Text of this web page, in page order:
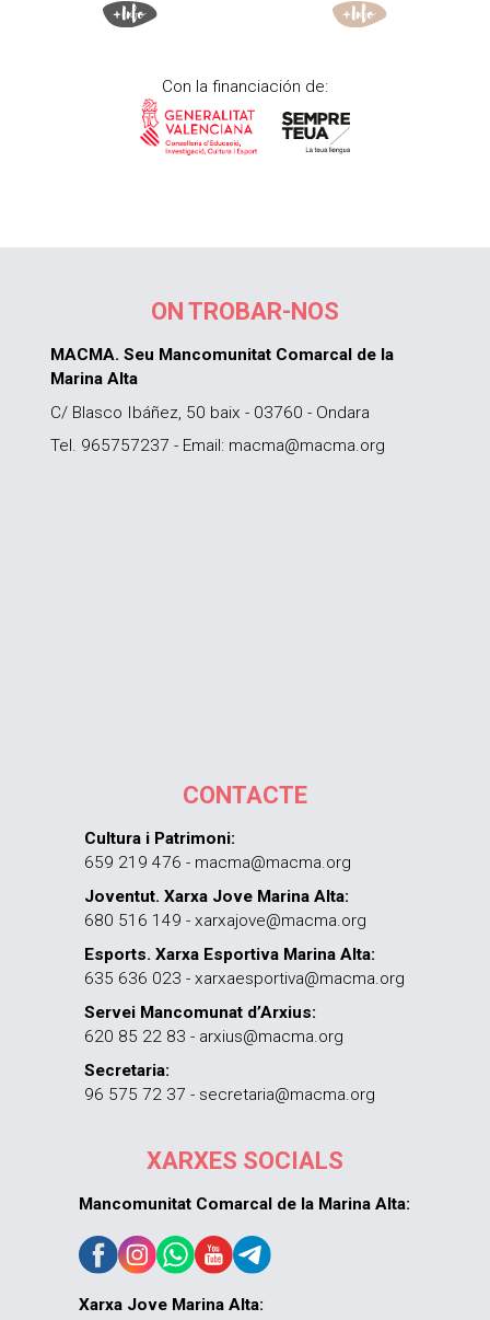
Con la financiación de:
ON TROBAR-NOS
MACMA. Seu Mancomunitat Comarcal de la
Marina Alta
C/ Blasco Ibáñez, 50 baix - 03760 - Ondara
Tel. 965757237 - Email: macma@macma.org
CONTACTE
Cultura i Patrimoni:
659 219 476 - macma@macma.org
Joventut. Xarxa Jove Marina Alta:
680 516 149 - xarxajove@macma.org
Esports. Xarxa Esportiva Marina Alta:
635 636 023 - xarxaesportiva@macma.org
Servei Mancomunat d’Arxius:
620 85 22 83 - arxius@macma.org
Secretaria:
96 575 72 37 - secretaria@macma.org
XARXES SOCIALS
Mancomunitat Comarcal de la Marina Alta:
Xarxa Jove Marina Alta: